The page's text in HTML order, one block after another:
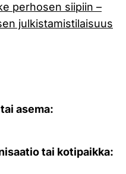
perhosen siipiin –
julkistamistilaisuus
asema:
tai kotipaikka: